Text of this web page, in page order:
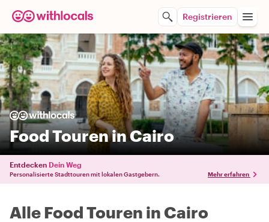
Registrieren
Food Touren in Cairo
Entdecken Dein Weg
Personalisierte Stadttouren mit lokalen Gastgebern. Mehr erfahren
Alle Food Touren in Cairo